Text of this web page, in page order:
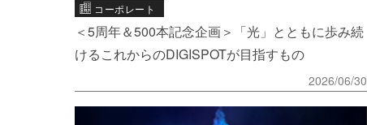
コーポレート
＜5周年＆500本記念企画＞「光」とともに歩み続
けるこれからのDIGISPOTが目指すもの
2026/06/30